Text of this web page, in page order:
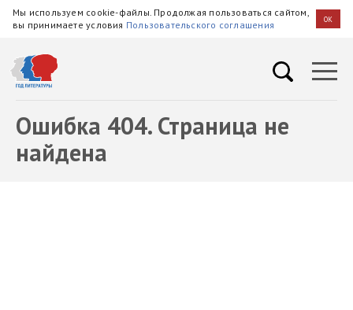
Мы используем cookie-файлы. Продолжая пользоваться сайтом,
вы принимаете условия Пользовательского соглашения OK
Ошибка 404. Страница не
найдена